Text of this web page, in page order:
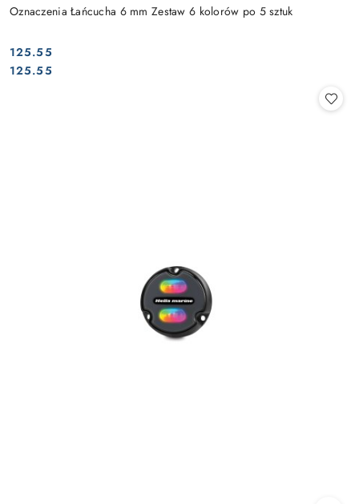
Oznaczenia Łańcucha 6 mm Zestaw 6 kolorów po 5 sztuk
Cena:
125.55
Cena:
125.55